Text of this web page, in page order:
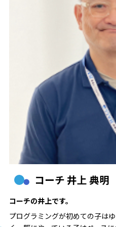
コーチ 井上 典明
コーチの井上です。
プログラミングが初めての子は